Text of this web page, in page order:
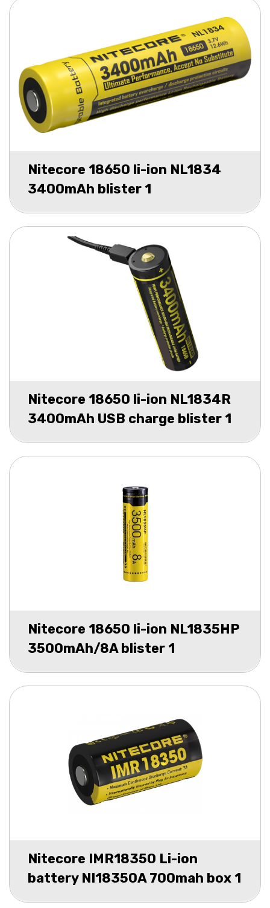
Nitecore 18650 li-ion NL1834
3400mAh blister 1
Nitecore 18650 li-ion NL1834R
3400mAh USB charge blister 1
Nitecore 18650 li-ion NL1835HP
3500mAh/8A blister 1
Nitecore IMR18350 Li-ion
battery NI18350A 700mah box 1